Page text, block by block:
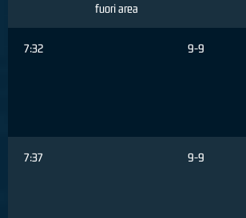
fuori area
7:32 9-9
7:37 9-9